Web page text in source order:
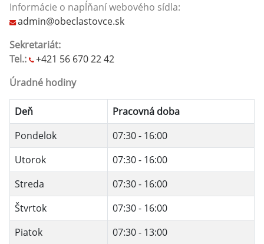
Informácie o napĺňaní webového sídla:
admin@obeclastovce.sk
Sekretariát:
Tel.:
+421 56 670 22 42
Úradné hodiny
Deň
Pracovná doba
Pondelok
07:30 - 16:00
Utorok
07:30 - 16:00
Streda
07:30 - 16:00
Štvrtok
07:30 - 16:00
Piatok
07:30 - 13:00